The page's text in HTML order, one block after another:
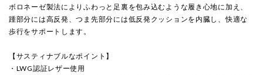
ボロネーゼ製法によりふわっと足裏を包み込むような履き心地に加え、
踵部分には高反発、つま先部分には低反発クッションを内臓し、快適な
歩行をサポートします。
【サスティナブルなポイント】
・LWG認証レザー使用